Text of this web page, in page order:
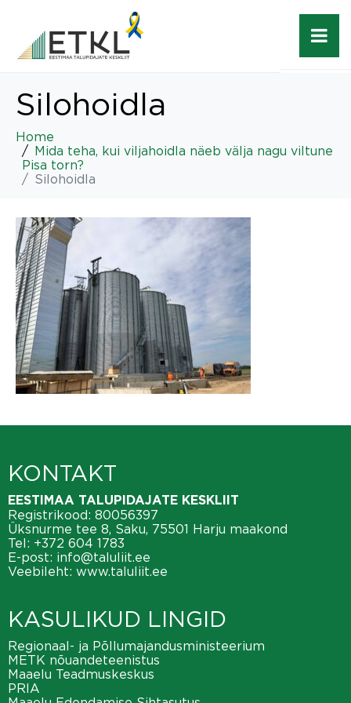
Silohoidla
Home
Mida teha, kui viljahoidla näeb välja nagu viltune
Pisa torn?
Silohoidla
KONTAKT
EESTIMAA TALUPIDAJATE KESKLIIT
Registrikood: 80056397
Üksnurme tee 8, Saku, 75501 Harju maakond
Tel: +372 604 1783
E-post: info@taluliit.ee
Veebileht: www.taluliit.ee
KASULIKUD LINGID
Regionaal- ja Põllumajandusministeerium
METK nõuandeteenistus
Maaelu Teadmuskeskus
PRIA